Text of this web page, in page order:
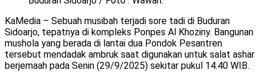
KaMedia – Sebuah musibah terjadi sore tadi di Buduran
Sidoarjo, tepatnya di kompleks Ponpes Al Khoziny. Bangunan
mushola yang berada di lantai dua Pondok Pesantren
tersebut mendadak ambruk saat digunakan untuk salat ashar
berjemaah pada Senin (29/9/2025) sekitar pukul 14.40 WIB.